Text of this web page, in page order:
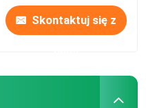
na zimno
Skontaktuj się z